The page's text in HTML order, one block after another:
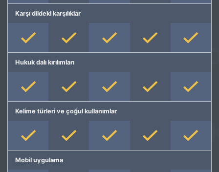
Karşı dildeki karşılıklar
Hukuk dalı kırılımları
Kelime türleri ve çoğul kullanımlar
Mobil uygulama